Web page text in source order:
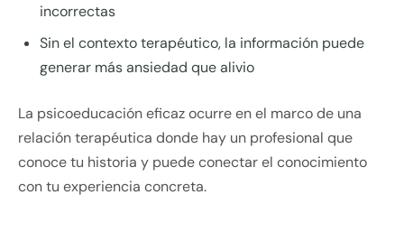
incorrectas
Sin el contexto terapéutico, la información puede
generar más ansiedad que alivio
La psicoeducación eficaz ocurre en el marco de una
relación terapéutica donde hay un profesional que
conoce tu historia y puede conectar el conocimiento
con tu experiencia concreta.